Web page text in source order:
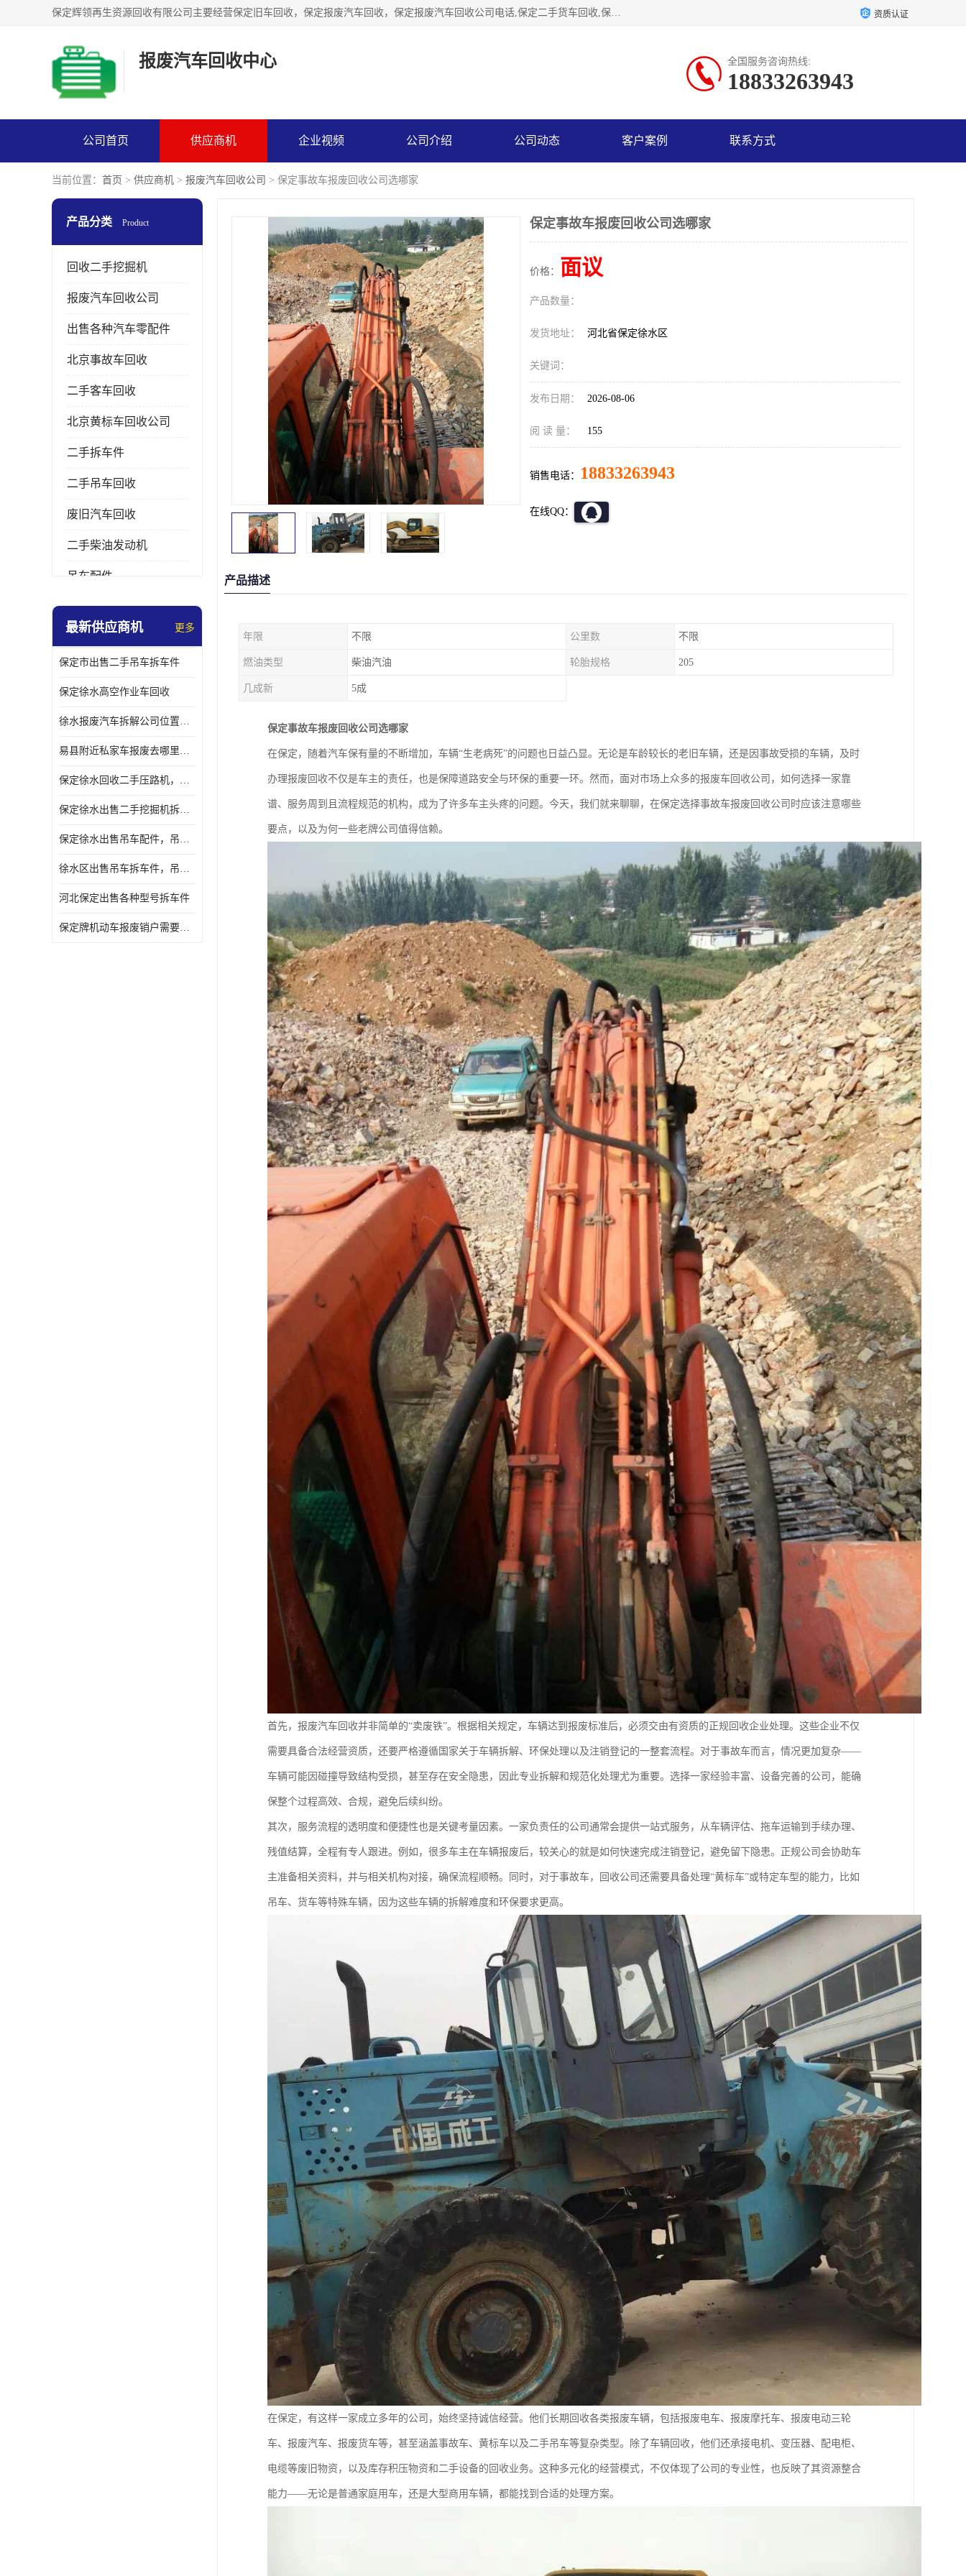
保定辉领再生资源回收有限公司主要经营保定旧车回收，保定报废汽车回收，保定报废汽车回收公司电话,保定二手货车回收,保定黄标车回收, 保定黄标车回收，保定哪里收报废车，保定废旧汽车回收，保定汽车报废手续办理，保定汽车解体厂。将通过采取区域限行促进淘汰、经济补助激励新、加大上路*法处罚、加强达标排放监管等综合措施，对老旧机动车逐步实行末位淘汰，加快老旧机动车淘汰新 资质认证
报废汽车回收中心 全国服务咨询热线:
18833263943
公司首页 供应商机 企业视频 公司介绍 公司动态 客户案例 联系方式
当前位置： 首页 > 供应商机 > 报废汽车回收公司 > 保定事故车报废回收公司选哪家
产品分类 Product
回收二手挖掘机
报废汽车回收公司
出售各种汽车零配件
北京事故车回收
二手客车回收
北京黄标车回收公司
二手拆车件
二手吊车回收
废旧汽车回收
二手柴油发动机
吊车配件
挖掘机拆车件
最新供应商机 更多
保定市出售二手吊车拆车件
保定徐水高空作业车回收
徐水报废汽车拆解公司位置，出售二手拆车件发动机
易县附近私家车报废去哪里，咨询车辆销户流程电话
保定徐水回收二手压路机，压路机拆解市场在哪
保定徐水出售二手挖掘机拆车件，挖掘机配件，液压件出售
保定徐水出售吊车配件，吊车拆车件出售
徐水区出售吊车拆车件，吊车液压件，吊车发动机变速箱出售
河北保定出售各种型号拆车件
保定牌机动车报废销户需要带哪些手续，流程咨询
保定事故车报废回收公司选哪家
价格： 面议
产品数量：
发货地址： 河北省保定徐水区
关键词：
发布日期： 2026-08-06
阅 读 量： 155
销售电话： 18833263943
在线QQ：
产品描述
年限 不限 公里数 不限
燃油类型 柴油汽油 轮胎规格 205
几成新 5成
保定事故车报废回收公司选哪家
在保定，随着汽车保有量的不断增加，车辆“生老病死”的问题也日益凸显。无论是车龄较长的老旧车辆，还是因事故受损的车辆，及时
办理报废回收不仅是车主的责任，也是保障道路安全与环保的重要一环。然而，面对市场上众多的报废车回收公司，如何选择一家靠
谱、服务周到且流程规范的机构，成为了许多车主头疼的问题。今天，我们就来聊聊，在保定选择事故车报废回收公司时应该注意哪些
要点，以及为何一些老牌公司值得信赖。
首先，报废汽车回收并非简单的“卖废铁”。根据相关规定，车辆达到报废标准后，必须交由有资质的正规回收企业处理。这些企业不仅
需要具备合法经营资质，还要严格遵循国家关于车辆拆解、环保处理以及注销登记的一整套流程。对于事故车而言，情况更加复杂——
车辆可能因碰撞导致结构受损，甚至存在安全隐患，因此专业拆解和规范化处理尤为重要。选择一家经验丰富、设备完善的公司，能确
保整个过程高效、合规，避免后续纠纷。
其次，服务流程的透明度和便捷性也是关键考量因素。一家负责任的公司通常会提供一站式服务，从车辆评估、拖车运输到手续办理、
残值结算，全程有专人跟进。例如，很多车主在车辆报废后，较关心的就是如何快速完成注销登记，避免留下隐患。正规公司会协助车
主准备相关资料，并与相关机构对接，确保流程顺畅。同时，对于事故车，回收公司还需要具备处理“黄标车”或特定车型的能力，比如
吊车、货车等特殊车辆，因为这些车辆的拆解难度和环保要求更高。
在保定，有这样一家成立多年的公司，始终坚持诚信经营。他们长期回收各类报废车辆，包括报废电车、报废摩托车、报废电动三轮
车、报废汽车、报废货车等，甚至涵盖事故车、黄标车以及二手吊车等复杂类型。除了车辆回收，他们还承接电机、变压器、配电柜、
电缆等废旧物资，以及库存积压物资和二手设备的回收业务。这种多元化的经营模式，不仅体现了公司的专业性，也反映了其资源整合
能力——无论是普通家庭用车，还是大型商用车辆，都能找到合适的处理方案。